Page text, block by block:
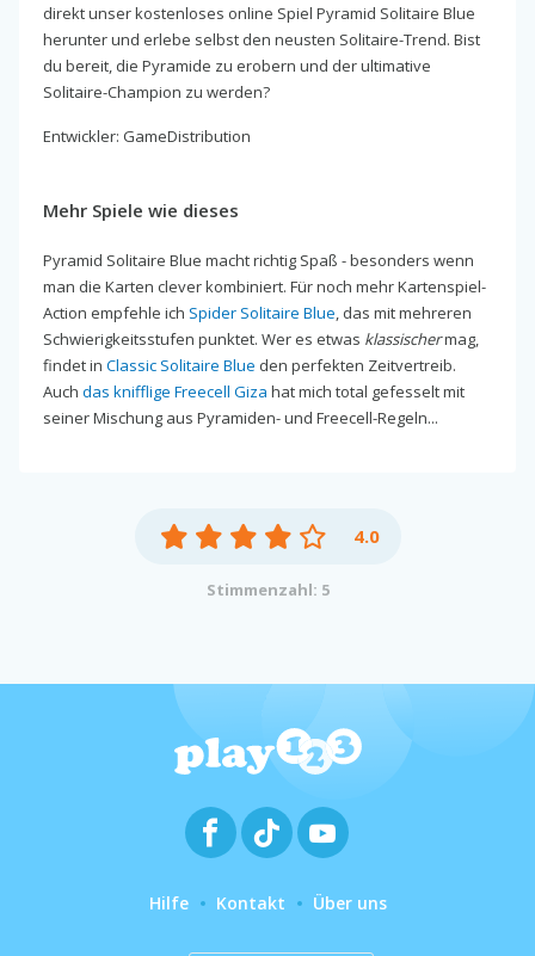
direkt unser kostenloses online Spiel Pyramid Solitaire Blue
herunter und erlebe selbst den neusten Solitaire-Trend. Bist
du bereit, die Pyramide zu erobern und der ultimative
Solitaire-Champion zu werden?
Entwickler: GameDistribution
Mehr Spiele wie dieses
Pyramid Solitaire Blue macht richtig Spaß - besonders wenn
man die Karten clever kombiniert. Für noch mehr Kartenspiel-
Action empfehle ich Spider Solitaire Blue, das mit mehreren
Schwierigkeitsstufen punktet. Wer es etwas klassischermag,
findet in Classic Solitaire Blue den perfekten Zeitvertreib.
Auch das knifflige Freecell Giza hat mich total gefesselt mit
seiner Mischung aus Pyramiden- und Freecell-Regeln...
4.0
Stimmenzahl: 5
Hilfe Kontakt Über uns